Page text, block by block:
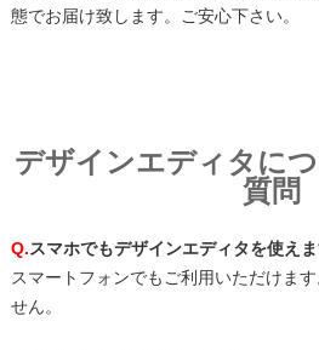
態でお届け致します。ご安心下さい。
デザインエディタに
質問
Q.スマホでもデザインエディタを使えま
スマートフォンでもご利用いただけま
せん。